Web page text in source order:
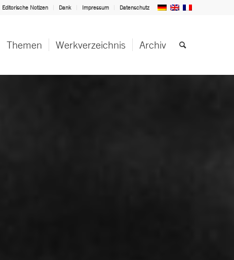
Editorische Notizen Dank Impressum Datenschutz
Themen Werkverzeichnis Archiv